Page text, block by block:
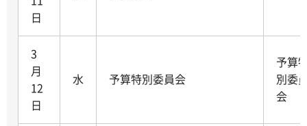
日
3
月
12
日
水 予算特別委員会
予算
別委
会